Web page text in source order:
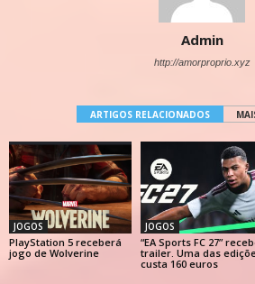
Admin
http://amorproprio.xyz
ARTIGOS RELACIONADOS
JOGOS
PlayStation 5 receberá
jogo de Wolverine
JOGOS
“EA Sports FC 27”
trailer. Uma das
custa 160 euros